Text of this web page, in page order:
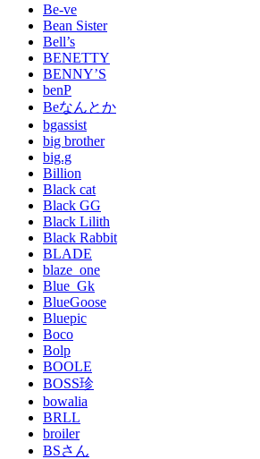
Be-ve
Bean Sister
Bell’s
BENETTY
BENNY’S
benP
Beなんとか
bgassist
big brother
big.g
Billion
Black cat
Black GG
Black Lilith
Black Rabbit
BLADE
blaze_one
Blue_Gk
BlueGoose
Bluepic
Boco
Bolp
BOOLE
BOSS珍
bowalia
BRLL
broiler
BSさん